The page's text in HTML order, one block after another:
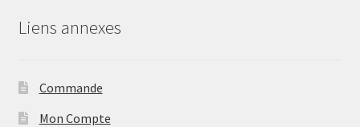
Liens annexes
Commande
Mon Compte